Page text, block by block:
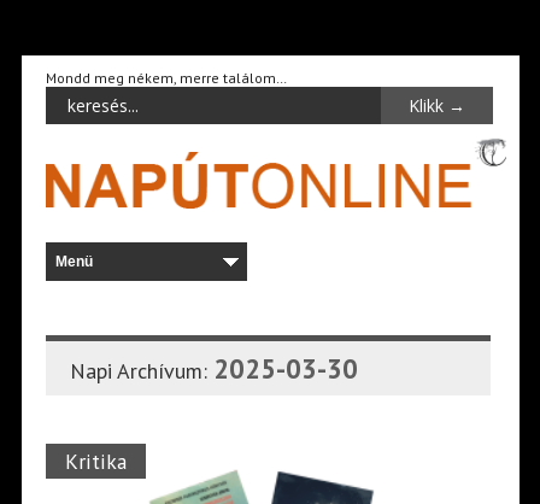
Mondd meg nékem, merre találom…
Napi Archívum: 2025-03-30
Kritika